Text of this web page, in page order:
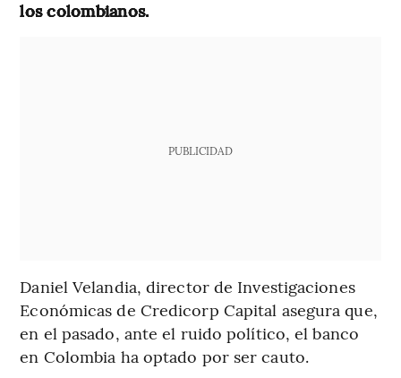
los colombianos.
PUBLICIDAD
Daniel Velandia, director de Investigaciones
Económicas de Credicorp Capital asegura que,
en el pasado, ante el ruido político, el banco
en Colombia ha optado por ser cauto.